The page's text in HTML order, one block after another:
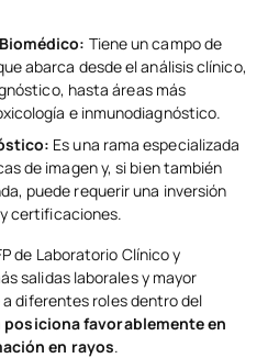
Tiene un campo de
abarca desde el análisis clínico,
hasta áreas más
e inmunodiagnóstico.
Es una rama especializada
de imagen y, si bien también
puede requerir una inversión
certificaciones.
de Laboratorio Clínico y
salidas laborales y mayor
diferentes roles dentro del
posiciona favorablemente en
en rayos.